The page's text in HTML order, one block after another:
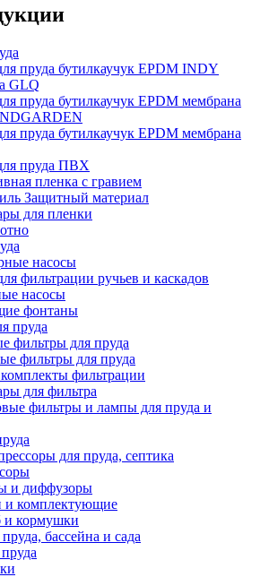
пруда бутилкаучук EPDM INDY
GLQ
пруда бутилкаучук EPDM мембрана
пруда бутилкаучук EPDM мембрана
пруда ПВХ
пленка с гравием
Защитный материал
для пленки
насосы
фильтрации ручьев и каскадов
насосы
фонтаны
пруда
фильтры для пруда
фильтры для пруда
фильтрации
для фильтра
фильтры и лампы для пруда и
для пруда, септика
и диффузоры
и комплектующие
и кормушки
бассейна и сада